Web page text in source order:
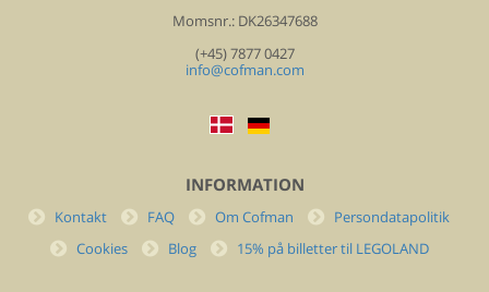
Momsnr.: DK26347688
(+45) 7877 0427
info@cofman.com
INFORMATION
Kontakt FAQ Om Cofman
Persondatapolitik
Cookies
Blog 15% på billetter til LEGOLAND